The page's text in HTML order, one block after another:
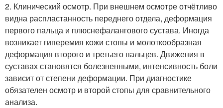
2. Клинический осмотр. При внешнем осмотре отчётливо
видна распластанность переднего отдела, деформация
первого пальца и плюснефалангового сустава. Иногда
возникает гиперемия кожи стопы и молоткообразная
деформация второго и третьего пальцев. Движения в
суставах становятся болезненными, интенсивность боли
зависит от степени деформации. При диагностике
обязателен осмотр и второй стопы для сравнительного
анализа.